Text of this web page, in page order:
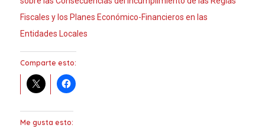
Fiscales y los Planes Económico-Financieros en las
Entidades Locales
Comparte esto:
Me gusta esto: